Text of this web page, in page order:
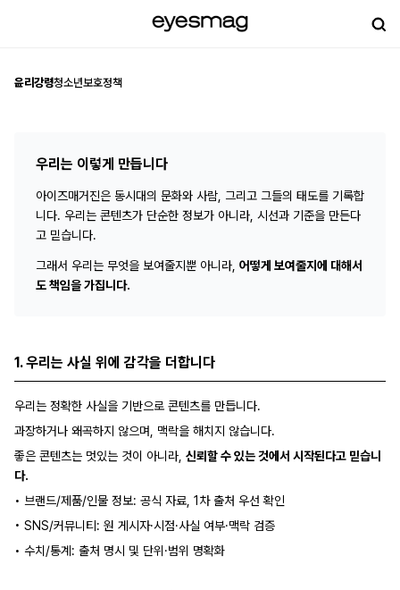
윤리강령청소년보호정책
우리는 이렇게 만듭니다
아이즈매거진은 동시대의 문화와 사람, 그리고 그들의 태도를 기록합
니다. 우리는 콘텐츠가 단순한 정보가 아니라, 시선과 기준을 만든다
고 믿습니다.
그래서 우리는 무엇을 보여줄지뿐 아니라, 어떻게 보여줄지에 대해서
도 책임을 가집니다.
1. 우리는 사실 위에 감각을 더합니다
우리는 정확한 사실을 기반으로 콘텐츠를 만듭니다.
과장하거나 왜곡하지 않으며, 맥락을 해치지 않습니다.
좋은 콘텐츠는 멋있는 것이 아니라, 신뢰할 수 있는 것에서 시작된다고 믿습니
다.
• 브랜드/제품/인물 정보: 공식 자료, 1차 출처 우선 확인
• SNS/커뮤니티: 원 게시자·시점·사실 여부·맥락 검증
• 수치/통계: 출처 명시 및 단위·범위 명확화